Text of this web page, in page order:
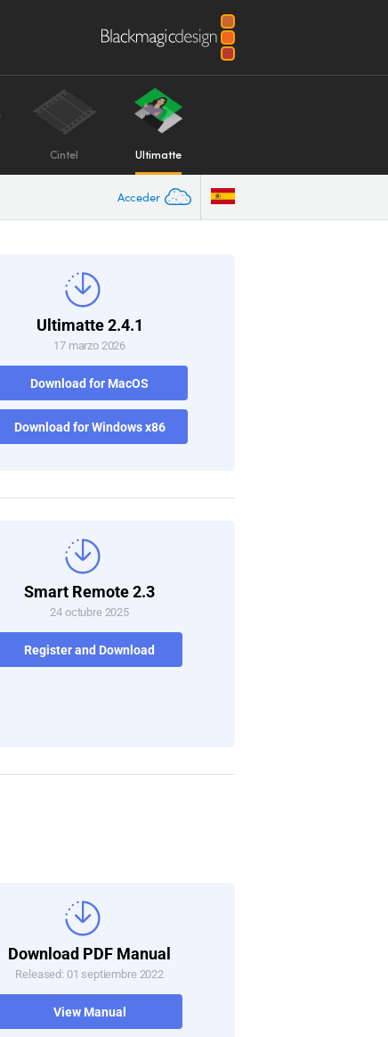
Cintel Ultimatte
Acceder
Ultimatte 2.4.1
17 marzo 2026
Download for MacOS
Download for Windows x86
Smart Remote 2.3
24 octubre 2025
Register and Download
Download PDF Manual
Released: 01 septiembre 2022
View Manual